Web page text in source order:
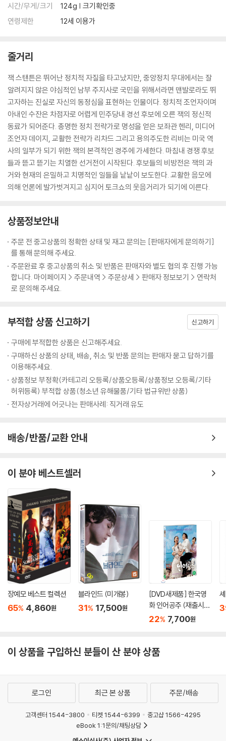
시간/무게/크기
124g | 크기확인중
연령제한
12세 이용가
줄거리
잭 스탠튼은 뛰어난 정치적 자질을 타고났지만, 중앙정치 무대에서는 잘
알려지지 않은 야심적인 남부 주지사로 국민을 위해서라면 맨발로라도 뛰
고자하는 진실로 자신의 동정심을 표현하는 인물이다. 정치적 조언자이며
아내인 수잔은 차점자로 어렵게 민주당내 경선 후보에 오른 잭의 정신적
동료가 되어준다. 총명한 정치 전략가로 명성을 얻은 보좌관 헨리, 미디어
조언자 데이지, 교활한 전략가 리차드 그리고 용의주도한 리비는 미국 역
사의 일부가 되기 위한 잭의 본격적인 경주에 가세한다. 마침내 경쟁 후보
들과 뜯고 뜯기는 치열한 선거전이 시작된다. 후보들의 비방전은 잭의 과
거와 현재의 은밀하고 치명적인 일들을 낱낱이 보도한다. 교활한 음모에
의해 언론에 발가벗겨지고 심지어 토크쇼의 웃음거리가 되기에 이른다.
상품정보안내
주문 전 중고상품의 정확한 상태 및 재고 문의는 [판매자에게 문의하기]
를 통해 문의해 주세요.
주문완료 후 중고상품의 취소 및 반품은 판매자와 별도 협의 후 진행 가능
합니다. 마이페이지 > 주문내역 > 주문상세 > 판매자 정보보기 > 연락처
로 문의해 주세요.
부적합 상품 신고하기 신고하기
구매에 부적합한 상품은 신고해주세요.
구매하신 상품의 상태, 배송, 취소 및 반품 문의는 판매자 묻고 답하기를
이용해주세요.
상품정보 부정확(카테고리 오등록/상품오등록/상품정보 오등록/기타
허위등록) 부적합 상품(청소년 유해물품/기타 법규위반 상품)
전자상거래에 어긋나는 판매사례: 직거래 유도
배송/반품/교환 안내
이 분야 베스트셀러
장예모 베스트 컬렉션
65% 4,860원
블라인드 (미개봉)
31% 17,500원
[DVD새제품] 한국영
화 인어공주 (재출시
판) - My Mother The
22% 7,700원
이 상품을 구입하신 분들이 산 분야 상품
로그인 최근 본 상품 주문/배송
고객센터 1544-3800 티켓 1544-6399
중고샵 1566-4295
eBook 1:1문의/채팅상담